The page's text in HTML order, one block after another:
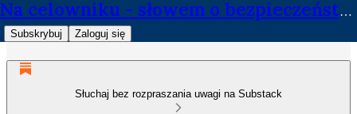
Na celowniku - słowem o bezpieczeństwie
Subskrybuj Zaloguj się
Słuchaj bez rozpraszania uwagi na Substack